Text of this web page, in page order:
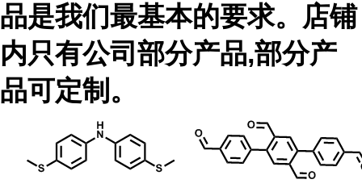
品是我们最基本的要求。店铺
内只有公司部分产品,部分产
品可定制。